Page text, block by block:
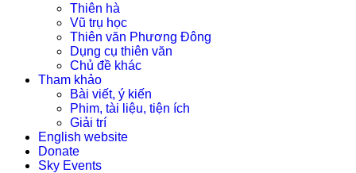
Thiên hà
Vũ trụ học
Thiên văn Phương Đông
Dụng cụ thiên văn
Chủ đề khác
Tham khảo
Bài viết, ý kiến
Phim, tài liệu, tiện ích
Giải trí
English website
Donate
Sky Events